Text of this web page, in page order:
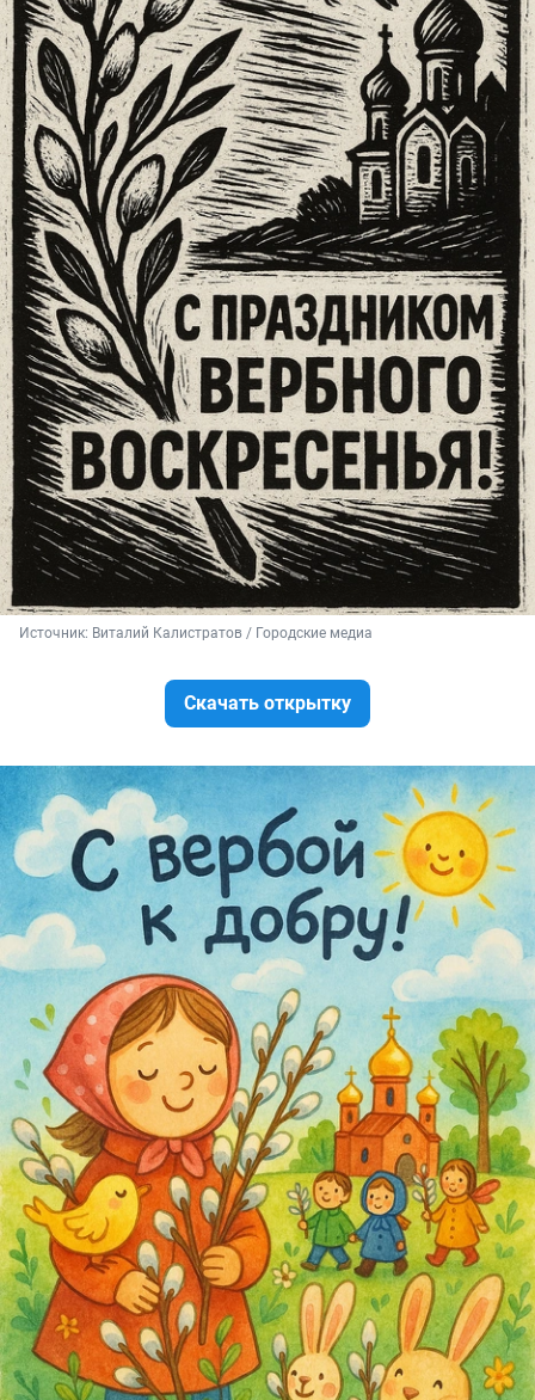
Источник: Виталий Калистратов / Городские медиа
Скачать открытку